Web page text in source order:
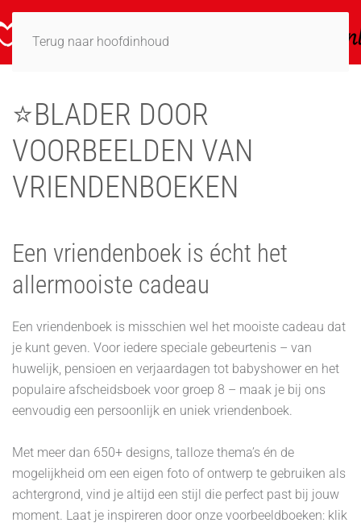
Terug naar hoofdinhoud
⭐BLADER DOOR
VOORBEELDEN VAN
VRIENDENBOEKEN
Een vriendenboek is écht het
allermooiste cadeau
Een vriendenboek is misschien wel het mooiste cadeau dat
je kunt geven. Voor iedere speciale gebeurtenis – van
huwelijk, pensioen en verjaardagen tot babyshower en het
populaire afscheidsboek voor groep 8 – maak je bij ons
eenvoudig een persoonlijk en uniek vriendenboek.
Met meer dan 650+ designs, talloze thema’s én de
mogelijkheid om een eigen foto of ontwerp te gebruiken als
achtergrond, vind je altijd een stijl die perfect past bij jouw
moment. Laat je inspireren door onze voorbeeldboeken: klik